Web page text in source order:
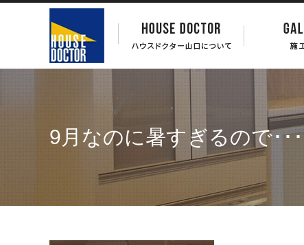
9月なのに暑すぎるので･･･